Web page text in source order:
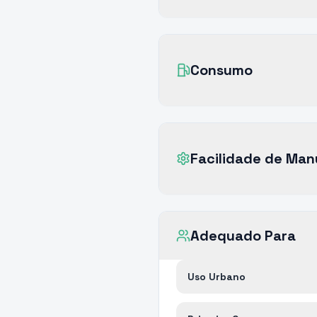
Consumo
Facilidade de
Adequado Para
Uso Urbano